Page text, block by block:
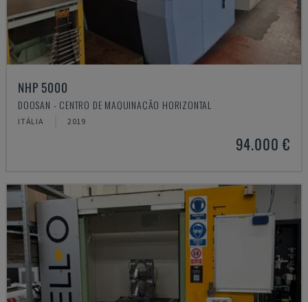
NHP 5000
DOOSAN - CENTRO DE MAQUINAÇÃO HORIZONTAL
ITÁLIA 2019
94.000 €